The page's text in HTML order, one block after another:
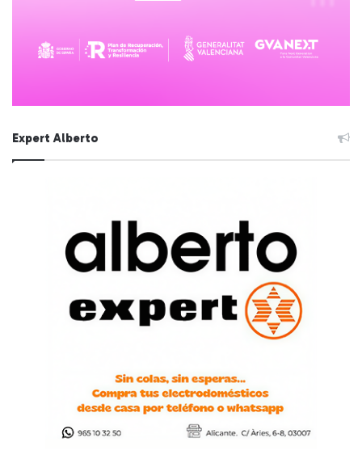
Expert Alberto